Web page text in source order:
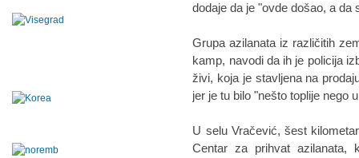
dodaje da je "ovde došao, a
Grupa azilanata iz različitih
kamp, navodi da ih je policija
živi, koja je stavljena na
jer je tu bilo "nešto toplije nego
U selu Vračević, šest
Centar za prihvat azilanata,